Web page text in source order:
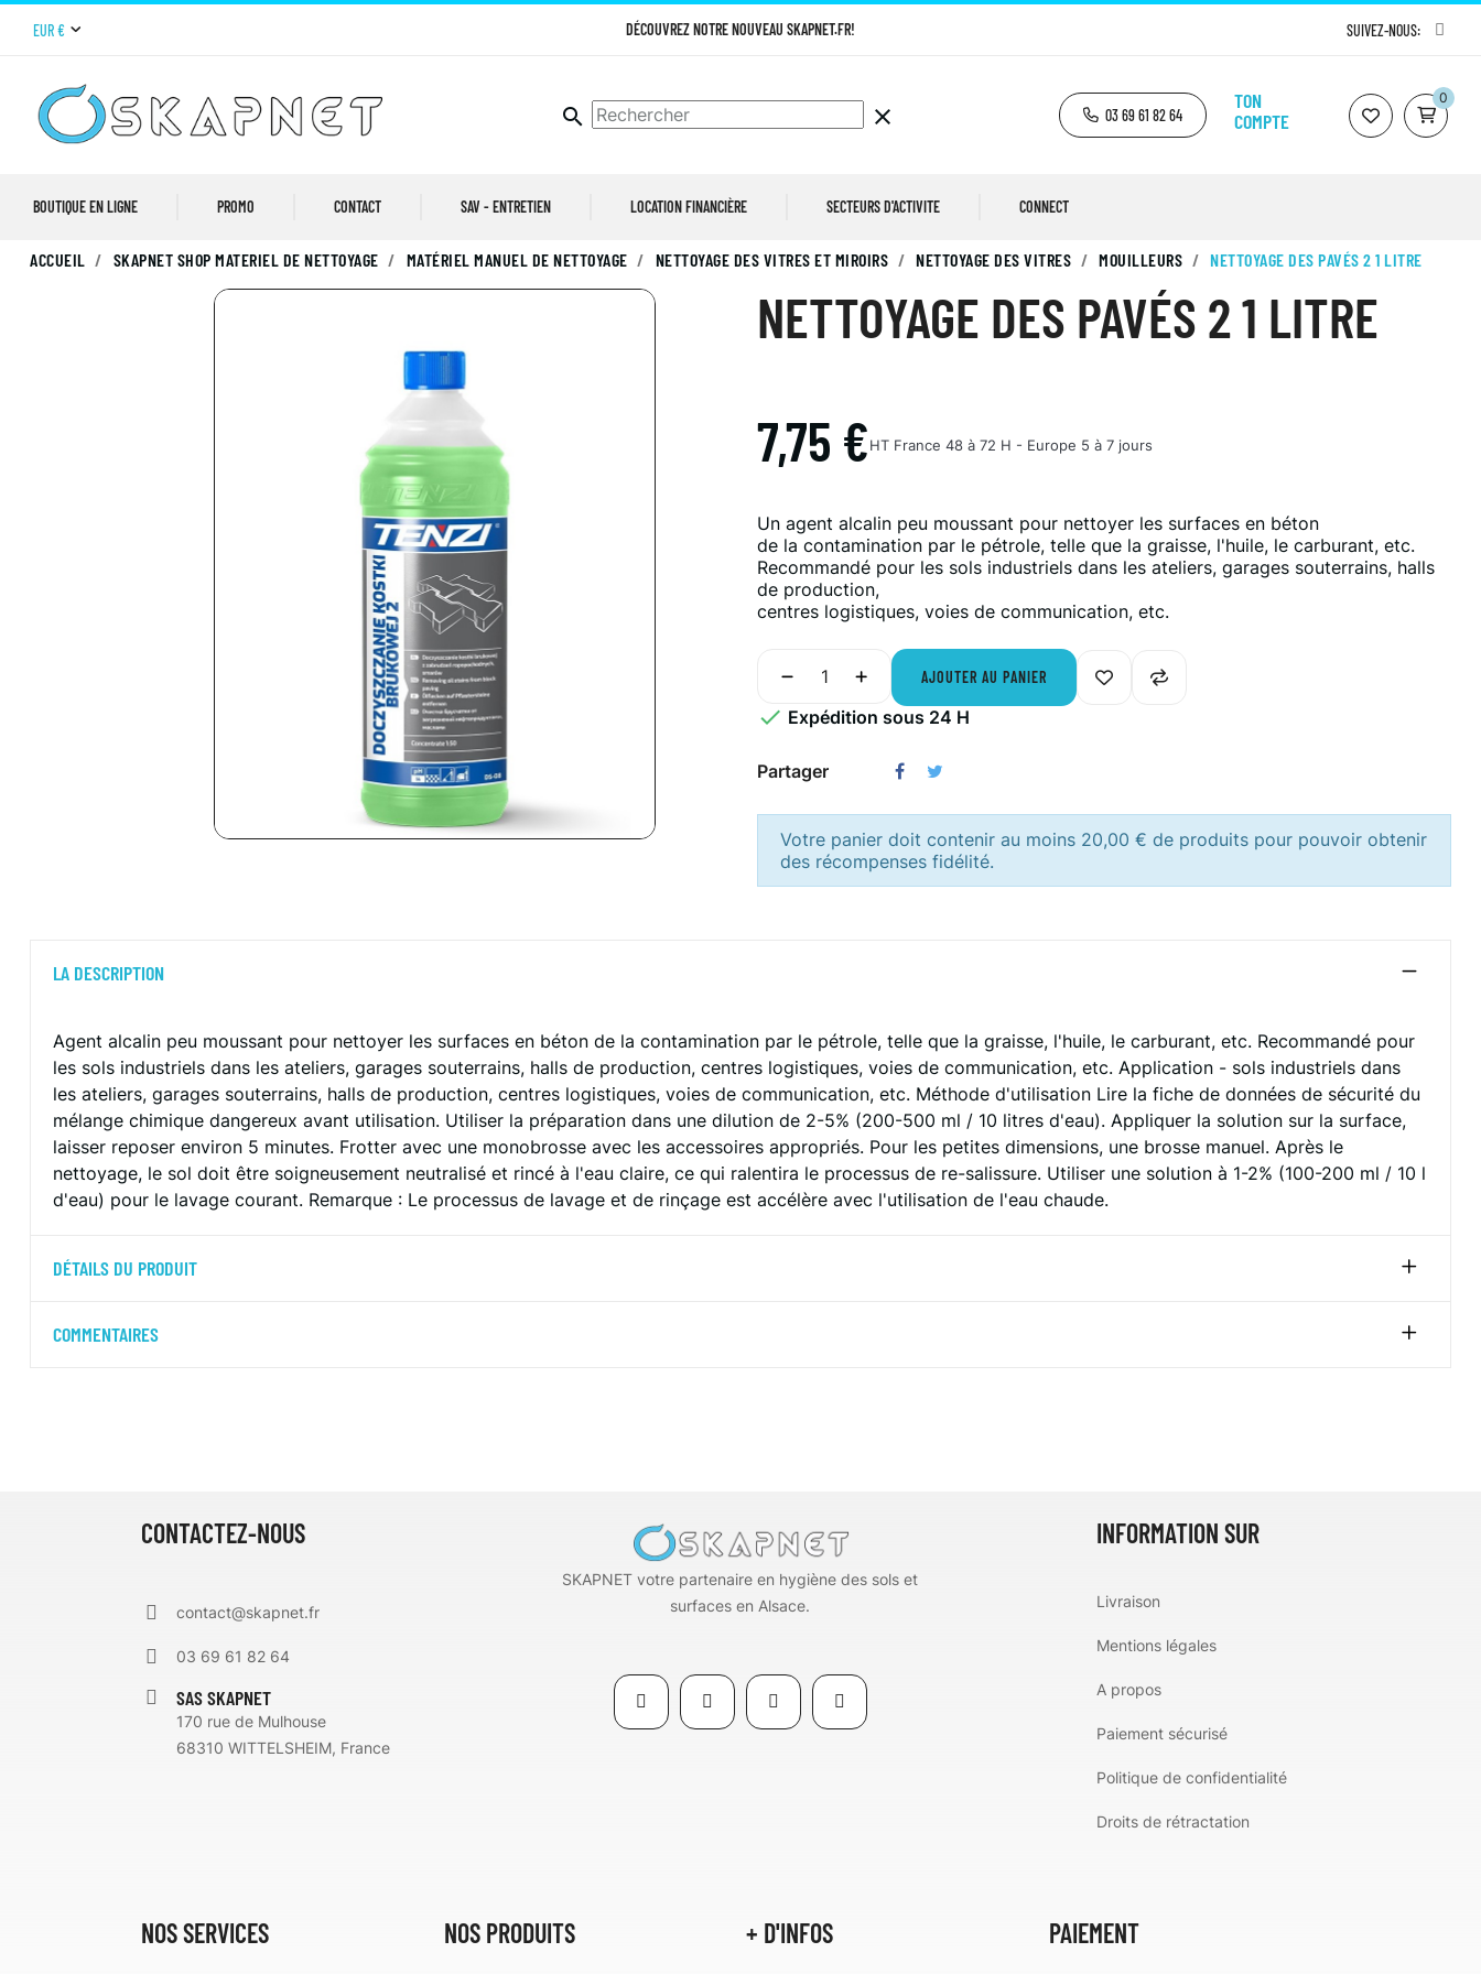
EUR € DÉCOUVREZ NOTRE NOUVEAU SKAPNET.FR! SUIVEZ-NOUS:
search clear 03 69 61 82 64
TON
COMPTE
0
BOUTIQUE EN LIGNE PROMO CONTACT SAV - ENTRETIEN LOCATION FINANCIÈRE SECTEURS D'ACTIVITE CONNECT
ACCUEIL SKAPNET SHOP MATERIEL DE NETTOYAGE MATÉRIEL MANUEL DE NETTOYAGE NETTOYAGE DES VITRES ET MIROIRS NETTOYAGE DES VITRES MOUILLEURS NETTOYAGE DES PAVÉS 2 1 LITRE
NETTOYAGE DES PAVÉS 2 1 LITRE
7,75 €HT France 48 à 72 H - Europe 5 à 7 jours
Un agent alcalin peu moussant pour nettoyer les surfaces en béton
de la contamination par le pétrole, telle que la graisse, l'huile, le carburant, etc.
Recommandé pour les sols industriels dans les ateliers, garages souterrains, halls
de production,
centres logistiques, voies de communication, etc.
AJOUTER AU PANIER
 Expédition sous 24 H
Partager
Votre panier doit contenir au moins 20,00 € de produits pour pouvoir obtenir
des récompenses fidélité.
LA DESCRIPTION
Agent alcalin peu moussant pour nettoyer les surfaces en béton de la contamination par le pétrole, telle que la graisse, l'huile, le carburant, etc. Recommandé pour
les sols industriels dans les ateliers, garages souterrains, halls de production, centres logistiques, voies de communication, etc. Application - sols industriels dans
les ateliers, garages souterrains, halls de production, centres logistiques, voies de communication, etc. Méthode d'utilisation Lire la fiche de données de sécurité du
mélange chimique dangereux avant utilisation. Utiliser la préparation dans une dilution de 2-5% (200-500 ml / 10 litres d'eau). Appliquer la solution sur la surface,
laisser reposer environ 5 minutes. Frotter avec une monobrosse avec les accessoires appropriés. Pour les petites dimensions, une brosse manuel. Après le
nettoyage, le sol doit être soigneusement neutralisé et rincé à l'eau claire, ce qui ralentira le processus de re-salissure. Utiliser une solution à 1-2% (100-200 ml / 10 l
d'eau) pour le lavage courant. Remarque : Le processus de lavage et de rinçage est accélère avec l'utilisation de l'eau chaude.
DÉTAILS DU PRODUIT
COMMENTAIRES
CONTACTEZ-NOUS
contact@skapnet.fr
03 69 61 82 64
SAS SKAPNET
170 rue de Mulhouse
68310 WITTELSHEIM, France
SKAPNET votre partenaire en hygiène des sols et
surfaces en Alsace.
INFORMATION SUR
Livraison
Mentions légales
A propos
Paiement sécurisé
Politique de confidentialité
Droits de rétractation
NOS SERVICES NOS PRODUITS + D'INFOS PAIEMENT